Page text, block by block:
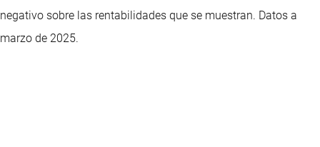
negativo sobre las rentabilidades que se muestran. Datos a
marzo de 2025.